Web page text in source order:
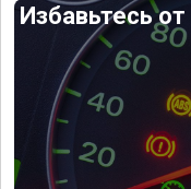
Избавьтесь